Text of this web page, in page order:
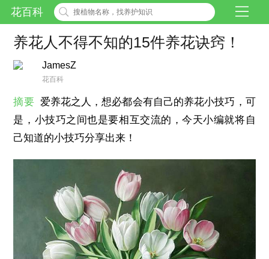
花百科
养花人不得不知的15件养花诀窍！
JamesZ
花百科
摘要 爱养花之人，想必都会有自己的养花小技巧，可
是，小技巧之间也是要相互交流的，今天小编就将自
己知道的小技巧分享出来！